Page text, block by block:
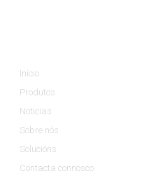
Inicio
Produtos
Noticias
Sobre nós
Solucións
Contacta connosco